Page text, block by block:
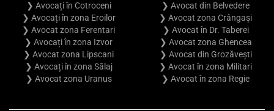
❯ Avocați în Cotroceni
❯ Avocați în zona Eroilor
❯ Avocat zona Ferentari
❯ Avocați în zona Izvor
❯ Avocat zona Lipscani
❯ Avocați în zona Sălaj
❯ Avocat zona Uranus
❯ Avocat din Belvedere
❯ Avocat zona Crângași
❯ Avocat în Dr. Taberei
❯ Avocat zona Ghencea
❯ Avocat din Grozăvești
❯ Avocat în zona Militari
❯ Avocat în zona Regie